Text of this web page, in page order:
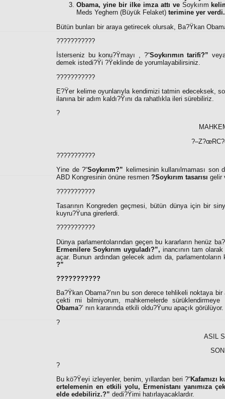
Obama, yine bir ilke imza attı veSoykırım
Meds Yeghern (Büyük Felaket) terimine yer verdi.
Bütün bunları bir araya getirecek olursak, Ba?Ÿkan
???????????
İsterseniz bu konu?Ÿmayı , ?“Soykırımın tarifi?”
demek istedi?Ÿi ?Ÿeklinde de yorumlayabilirsiniz.
???????????
E?Ÿer kelime oyunlarıyla kendimizi tatmin edeceksek,
ilanına bir adım kaldı?Ÿını da rahatlıkla ileri sürebiliriz.
?
???????????
Yine de ?“Soykırım?” kelimesinin kullanılmaması
ABD Kongresinin önüne resmen ?Soykırım tasarısı gelir
???????????
Tasarının Kongreden geçmesi, bütün dünya için bir
kuyru?Ÿuna girerlerdi.
???????????
Dünya parlamentolarından geçen bu kararların henüz
Ermenilere Soykırım uyguladı?”, inancının tam
açar. Bunun ardından gelecek adım da, parlamentoların
?”
???????????
Ba?Ÿkan Obama?’nın bu son derece tehlikeli noktaya
çekti mi bilmiyorum, mahkemelerde sürüklendirmeye
Obama?’ nın kararında etkili oldu?Ÿunu apaçık
?
ASIL
?
Bu kö?Ÿeyi izleyenler, benim, yıllardan beri ?“Kafamızı
ertelemenin en etkili yolu, Ermenistanı yanımıza
elde edebiliriz.?” dedi?Ÿimi hatırlayacaklardır.